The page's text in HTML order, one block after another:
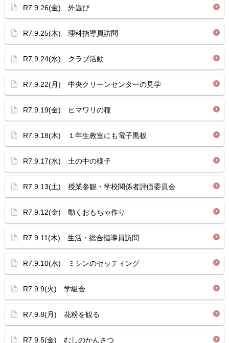
R7.9.26(金) 外遊び
R7.9.25(木) 理科指導員訪問
R7.9.24(水) クラブ活動
R7.9.22(月) 中央クリーンセンターの見学
R7.9.19(金) ヒマワリの種
R7.9.18(木) １年生教室にも電子黒板
R7.9.17(水) 土の中の様子
R7.9.13(土) 授業参観・学校関係者評価委員会
R7.9.12(金) 動くおもちゃ作り
R7.9.11(木) 生活・総合指導員訪問
R7.9.10(水) ミシンのセッティング
R7.9.9(火) 学級会
R7.9.8(月) 花粉を観る
R7.9.5(金) むしのかんさつ